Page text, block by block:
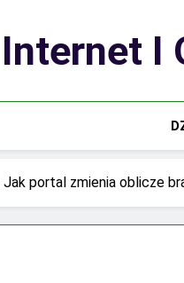
Internet I
portal zmienia oblicze